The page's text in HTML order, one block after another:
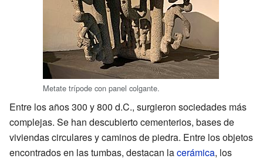
Metate trípode con panel colgante.
Entre los años 300 y 800 d.C., surgieron sociedades más
complejas. Se han descubierto cementerios, bases de
viviendas circulares y caminos de piedra. Entre los objetos
encontrados en las tumbas, destacan lacerámica, los